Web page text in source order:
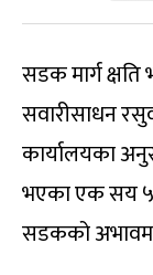
सडक मार्ग
सवारीसाधन
कार्यालयका
भएका एक सय
सडकको